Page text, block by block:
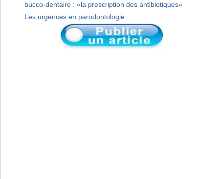
bucco-dentaire : «la prescription des antibiotiques»
Les urgences en parodontologie